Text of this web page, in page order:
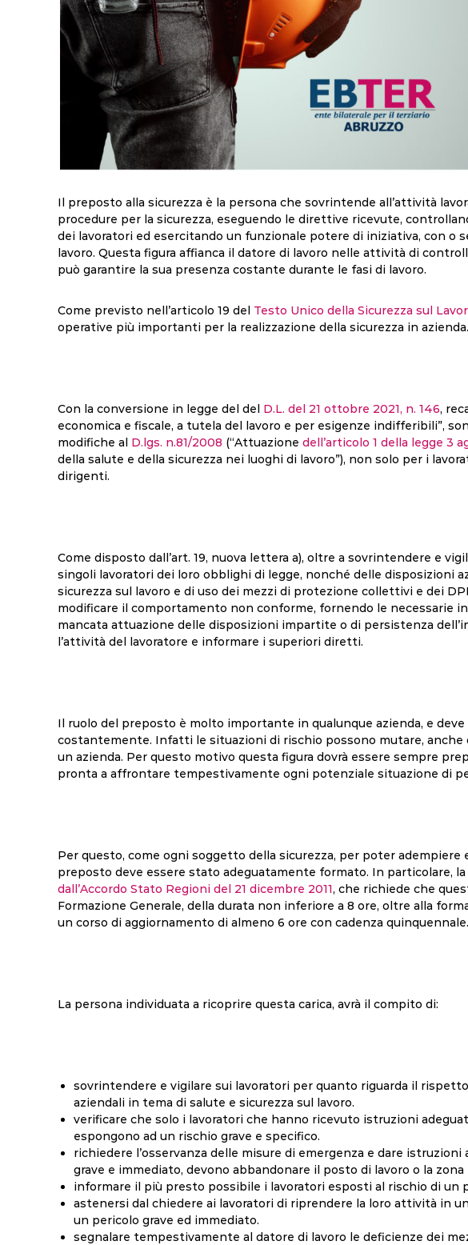
Il preposto alla sicurezza è la persona che sovrintende all’attività
procedure per la sicurezza, eseguendo le direttive ricevute,
dei lavoratori ed esercitando un funzionale potere di iniziativa, con o
lavoro. Questa figura affianca il datore di lavoro nelle attività di
può garantire la sua presenza costante durante le fasi di lavoro.
Come previsto nell’articolo 19 del Testo Unico della Sicurezza sul
operative più importanti per la realizzazione della sicurezza in azienda.
Con la conversione in legge del del D.L. del 21 ottobre 2021, n. 146,
economica e fiscale, a tutela del lavoro e per esigenze indifferibili”,
modifiche al D.lgs. n.81/2008 (“Attuazione dell’articolo 1 della legge 3
della salute e della sicurezza nei luoghi di lavoro”), non solo per i
dirigenti.
Come disposto dall’art. 19, nuova lettera a), oltre a sovrintendere e
singoli lavoratori dei loro obblighi di legge, nonché delle disposizioni
sicurezza sul lavoro e di uso dei mezzi di protezione collettivi e dei
modificare il comportamento non conforme, fornendo le necessarie
mancata attuazione delle disposizioni impartite o di persistenza
l’attività del lavoratore e informare i superiori diretti.
Il ruolo del preposto è molto importante in qualunque azienda, e
costantemente. Infatti le situazioni di rischio possono mutare,
un azienda. Per questo motivo questa figura dovrà essere sempre
pronta a affrontare tempestivamente ogni potenziale situazione di
Per questo, come ogni soggetto della sicurezza, per poter
preposto deve essere stato adeguatamente formato. In particolare,
dall’Accordo Stato Regioni del 21 dicembre 2011, che richiede che
Formazione Generale, della durata non inferiore a 8 ore, oltre alla
un corso di aggiornamento di almeno 6 ore con cadenza quinquennale.
La persona individuata a ricoprire questa carica, avrà il compito di:
sovrintendere e vigilare sui lavoratori per quanto riguarda il
aziendali in tema di salute e sicurezza sul lavoro.
verificare che solo i lavoratori che hanno ricevuto istruzioni
espongono ad un rischio grave e specifico.
richiedere l’osservanza delle misure di emergenza e dare
grave e immediato, devono abbandonare il posto di lavoro o la zona
informare il più presto possibile i lavoratori esposti al rischio di un
astenersi dal chiedere ai lavoratori di riprendere la loro attività in
un pericolo grave ed immediato.
segnalare tempestivamente al datore di lavoro le deficienze dei